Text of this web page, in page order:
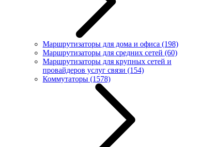
Маршрутизаторы для дома и офиса (198)
Маршрутизаторы для средних сетей (60)
Маршрутизаторы для крупных сетей и
провайдеров услуг связи (154)
Коммутаторы (1578)